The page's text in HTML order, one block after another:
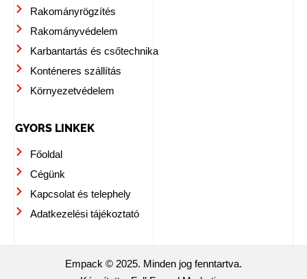
Rakományrögzítés
Rakományvédelem
Karbantartás és csőtechnika
Konténeres szállítás
Környezetvédelem
GYORS LINKEK
Főoldal
Cégünk
Kapcsolat és telephely
Adatkezelési tájékoztató
Empack © 2025. Minden jog fenntartva.